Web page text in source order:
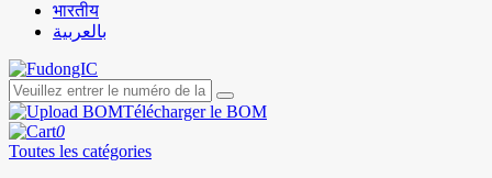
भारतीय
بالعربية
Télécharger le BOM
0
Toutes les catégories